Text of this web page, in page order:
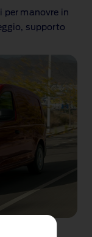
per manovre in
supporto